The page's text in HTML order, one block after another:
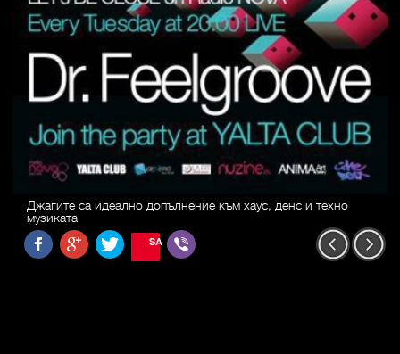
Джагите са идеално допълнение към хаус, денс и техно
музиката
SAVE